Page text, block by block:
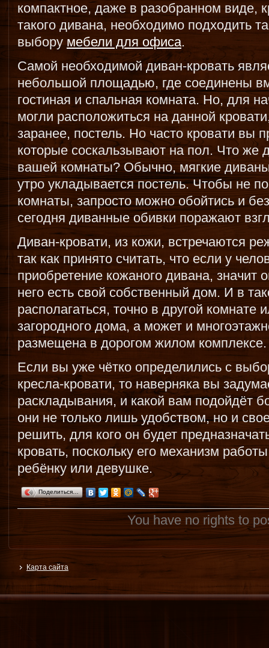
компактное, даже в разобранном виде,
такого дивана, необходимо подходить
выбору мебели для офиса.
Самой необходимой диван-кровать
небольшой площадью, где соединены
гостиная и спальная комната. Но, для
могли расположиться на данной
заранее, постель. Но часто кровати вы
которые соскальзывают на пол. Что же
вашей комнаты? Обычно, мягкие
утро укладывается постель. Чтобы не
комнаты, запросто можно обойтись и
сегодня диванные обивки поражают
Диван-кровати, из кожи, встречаются
так как принято считать, что если у
приобретение кожаного дивана, значит
него есть свой собственный дом. И в
располагаться, точно в другой комнате
загородного дома, а может и
размещена в дорогом жилом комплексе.
Если вы уже чётко определились с
кресла-кровати, то наверняка вы
раскладывания, и какой вам подойдёт
они не только лишь удобством, но и
решить, для кого он будет
кровать, поскольку его механизм
ребёнку или девушке.
Поделиться…
You have no rights to
Карта сайта